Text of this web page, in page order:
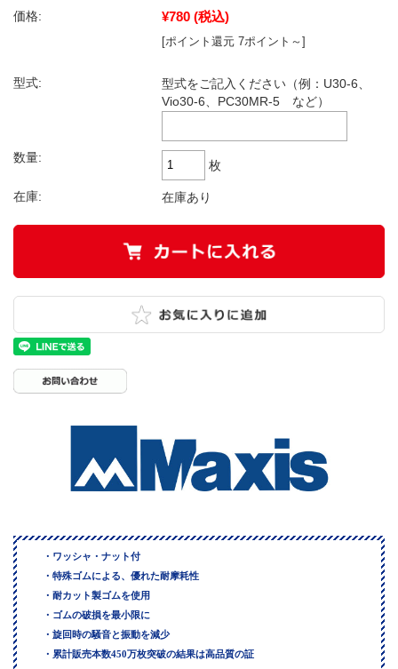
価格: ¥780 (税込)
[ポイント還元 7ポイント～]
型式:
型式をご記入ください（例：U30-6、
Vio30-6、PC30MR-5 など）
数量:
枚
在庫: 在庫あり
・ワッシャ・ナット付
・特殊ゴムによる、優れた耐摩耗性
・耐カット製ゴムを使用
・ゴムの破損を最小限に
・旋回時の騒音と振動を減少
・累計販売本数450万枚突破の結果は高品質の証